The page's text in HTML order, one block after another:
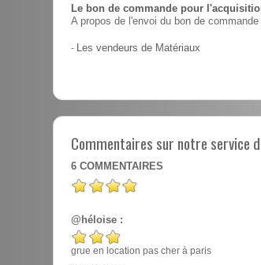
Le bon de commande pour
A propos de l'envoi du bon de
- Les vendeurs de Matériaux
Commentaires sur notre service
6 COMMENTAIRES
@héloise :
grue en location pas cher à paris